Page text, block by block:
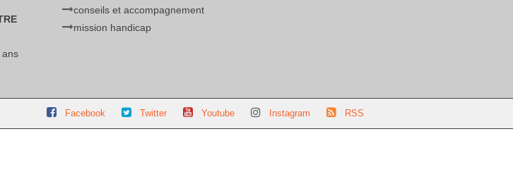
ans
conseils et accompagnement
mission handicap
Facebook Twitter Youtube Instagram RSS